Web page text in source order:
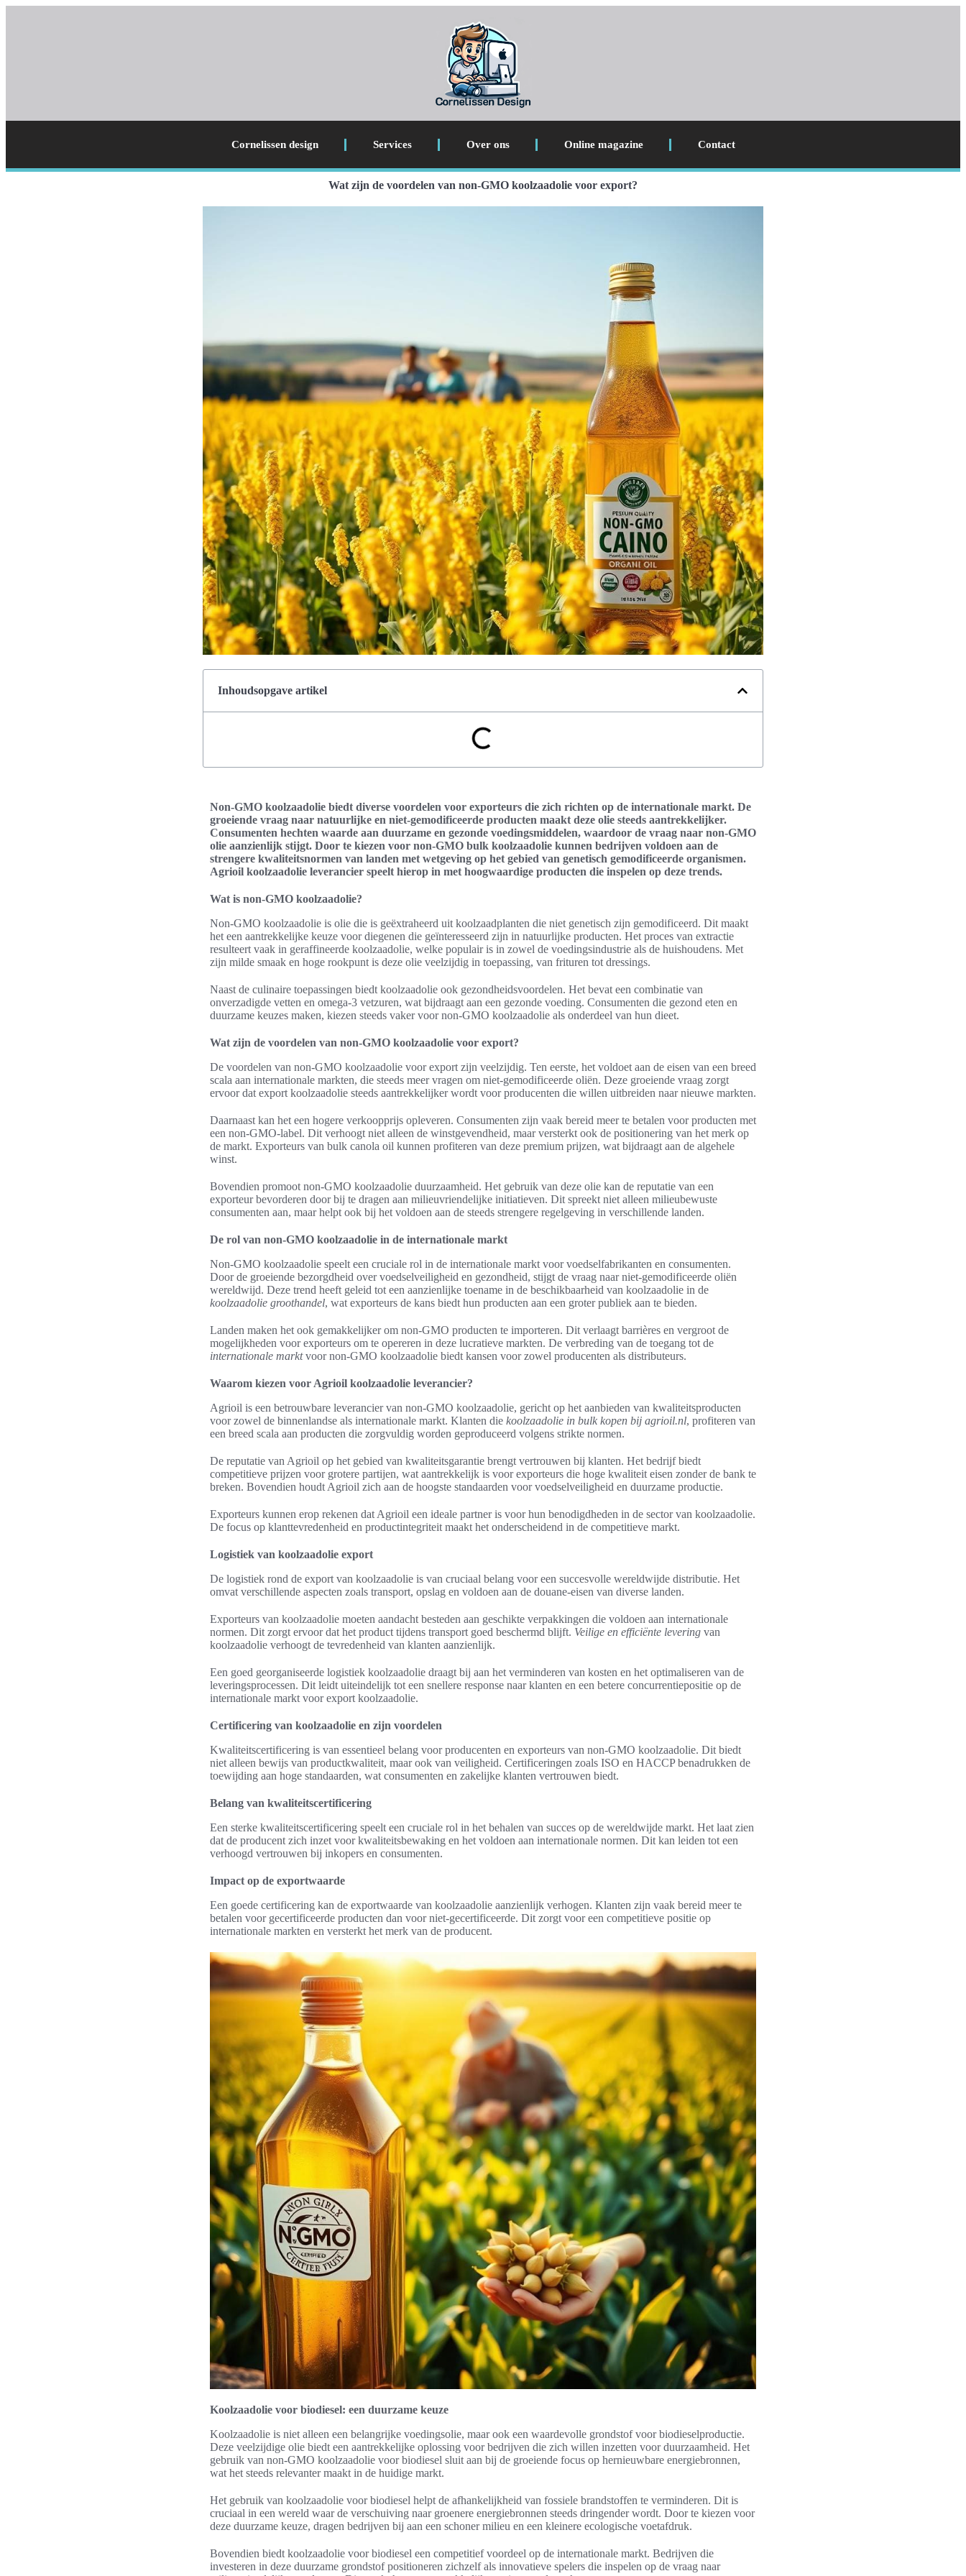
Cornelissen design Services Over ons Online magazine Contact
Wat zijn de voordelen van non-GMO koolzaadolie voor export?
Inhoudsopgave artikel
Non-GMO koolzaadolie biedt diverse voordelen voor exporteurs die zich richten op de internationale markt. De
groeiende vraag naar natuurlijke en niet-gemodificeerde producten maakt deze olie steeds aantrekkelijker.
Consumenten hechten waarde aan duurzame en gezonde voedingsmiddelen, waardoor de vraag naar non-GMO
olie aanzienlijk stijgt. Door te kiezen voor non-GMO bulk koolzaadolie kunnen bedrijven voldoen aan de
strengere kwaliteitsnormen van landen met wetgeving op het gebied van genetisch gemodificeerde organismen.
Agrioil koolzaadolie leverancier speelt hierop in met hoogwaardige producten die inspelen op deze trends.
Wat is non-GMO koolzaadolie?
Non-GMO koolzaadolie is olie die is geëxtraheerd uit koolzaadplanten die niet genetisch zijn gemodificeerd. Dit maakt
het een aantrekkelijke keuze voor diegenen die geïnteresseerd zijn in natuurlijke producten. Het proces van extractie
resulteert vaak in geraffineerde koolzaadolie, welke populair is in zowel de voedingsindustrie als de huishoudens. Met
zijn milde smaak en hoge rookpunt is deze olie veelzijdig in toepassing, van frituren tot dressings.
Naast de culinaire toepassingen biedt koolzaadolie ook gezondheidsvoordelen. Het bevat een combinatie van
onverzadigde vetten en omega-3 vetzuren, wat bijdraagt aan een gezonde voeding. Consumenten die gezond eten en
duurzame keuzes maken, kiezen steeds vaker voor non-GMO koolzaadolie als onderdeel van hun dieet.
Wat zijn de voordelen van non-GMO koolzaadolie voor export?
De voordelen van non-GMO koolzaadolie voor export zijn veelzijdig. Ten eerste, het voldoet aan de eisen van een breed
scala aan internationale markten, die steeds meer vragen om niet-gemodificeerde oliën. Deze groeiende vraag zorgt
ervoor dat export koolzaadolie steeds aantrekkelijker wordt voor producenten die willen uitbreiden naar nieuwe markten.
Daarnaast kan het een hogere verkoopprijs opleveren. Consumenten zijn vaak bereid meer te betalen voor producten met
een non-GMO-label. Dit verhoogt niet alleen de winstgevendheid, maar versterkt ook de positionering van het merk op
de markt. Exporteurs van bulk canola oil kunnen profiteren van deze premium prijzen, wat bijdraagt aan de algehele
winst.
Bovendien promoot non-GMO koolzaadolie duurzaamheid. Het gebruik van deze olie kan de reputatie van een
exporteur bevorderen door bij te dragen aan milieuvriendelijke initiatieven. Dit spreekt niet alleen milieubewuste
consumenten aan, maar helpt ook bij het voldoen aan de steeds strengere regelgeving in verschillende landen.
De rol van non-GMO koolzaadolie in de internationale markt
Non-GMO koolzaadolie speelt een cruciale rol in de internationale markt voor voedselfabrikanten en consumenten.
Door de groeiende bezorgdheid over voedselveiligheid en gezondheid, stijgt de vraag naar niet-gemodificeerde oliën
wereldwijd. Deze trend heeft geleid tot een aanzienlijke toename in de beschikbaarheid van koolzaadolie in de
koolzaadolie groothandel, wat exporteurs de kans biedt hun producten aan een groter publiek aan te bieden.
Landen maken het ook gemakkelijker om non-GMO producten te importeren. Dit verlaagt barrières en vergroot de
mogelijkheden voor exporteurs om te opereren in deze lucratieve markten. De verbreding van de toegang tot de
internationale marktvoor non-GMO koolzaadolie biedt kansen voor zowel producenten als distributeurs.
Waarom kiezen voor Agrioil koolzaadolie leverancier?
Agrioil is een betrouwbare leverancier van non-GMO koolzaadolie, gericht op het aanbieden van kwaliteitsproducten
voor zowel de binnenlandse als internationale markt. Klanten die koolzaadolie in bulk kopen bij agrioil.nl, profiteren van
een breed scala aan producten die zorgvuldig worden geproduceerd volgens strikte normen.
De reputatie van Agrioil op het gebied van kwaliteitsgarantie brengt vertrouwen bij klanten. Het bedrijf biedt
competitieve prijzen voor grotere partijen, wat aantrekkelijk is voor exporteurs die hoge kwaliteit eisen zonder de bank te
breken. Bovendien houdt Agrioil zich aan de hoogste standaarden voor voedselveiligheid en duurzame productie.
Exporteurs kunnen erop rekenen dat Agrioil een ideale partner is voor hun benodigdheden in de sector van koolzaadolie.
De focus op klanttevredenheid en productintegriteit maakt het onderscheidend in de competitieve markt.
Logistiek van koolzaadolie export
De logistiek rond de export van koolzaadolie is van cruciaal belang voor een succesvolle wereldwijde distributie. Het
omvat verschillende aspecten zoals transport, opslag en voldoen aan de douane-eisen van diverse landen.
Exporteurs van koolzaadolie moeten aandacht besteden aan geschikte verpakkingen die voldoen aan internationale
normen. Dit zorgt ervoor dat het product tijdens transport goed beschermd blijft. Veilige en efficiënte levering van
koolzaadolie verhoogt de tevredenheid van klanten aanzienlijk.
Een goed georganiseerde logistiek koolzaadolie draagt bij aan het verminderen van kosten en het optimaliseren van de
leveringsprocessen. Dit leidt uiteindelijk tot een snellere response naar klanten en een betere concurrentiepositie op de
internationale markt voor export koolzaadolie.
Certificering van koolzaadolie en zijn voordelen
Kwaliteitscertificering is van essentieel belang voor producenten en exporteurs van non-GMO koolzaadolie. Dit biedt
niet alleen bewijs van productkwaliteit, maar ook van veiligheid. Certificeringen zoals ISO en HACCP benadrukken de
toewijding aan hoge standaarden, wat consumenten en zakelijke klanten vertrouwen biedt.
Belang van kwaliteitscertificering
Een sterke kwaliteitscertificering speelt een cruciale rol in het behalen van succes op de wereldwijde markt. Het laat zien
dat de producent zich inzet voor kwaliteitsbewaking en het voldoen aan internationale normen. Dit kan leiden tot een
verhoogd vertrouwen bij inkopers en consumenten.
Impact op de exportwaarde
Een goede certificering kan de exportwaarde van koolzaadolie aanzienlijk verhogen. Klanten zijn vaak bereid meer te
betalen voor gecertificeerde producten dan voor niet-gecertificeerde. Dit zorgt voor een competitieve positie op
internationale markten en versterkt het merk van de producent.
Koolzaadolie voor biodiesel: een duurzame keuze
Koolzaadolie is niet alleen een belangrijke voedingsolie, maar ook een waardevolle grondstof voor biodieselproductie.
Deze veelzijdige olie biedt een aantrekkelijke oplossing voor bedrijven die zich willen inzetten voor duurzaamheid. Het
gebruik van non-GMO koolzaadolie voor biodiesel sluit aan bij de groeiende focus op hernieuwbare energiebronnen,
wat het steeds relevanter maakt in de huidige markt.
Het gebruik van koolzaadolie voor biodiesel helpt de afhankelijkheid van fossiele brandstoffen te verminderen. Dit is
cruciaal in een wereld waar de verschuiving naar groenere energiebronnen steeds dringender wordt. Door te kiezen voor
deze duurzame keuze, dragen bedrijven bij aan een schoner milieu en een kleinere ecologische voetafdruk.
Bovendien biedt koolzaadolie voor biodiesel een competitief voordeel op de internationale markt. Bedrijven die
investeren in deze duurzame grondstof positioneren zichzelf als innovatieve spelers die inspelen op de vraag naar